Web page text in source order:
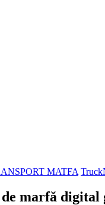
MATFA
marfă digital